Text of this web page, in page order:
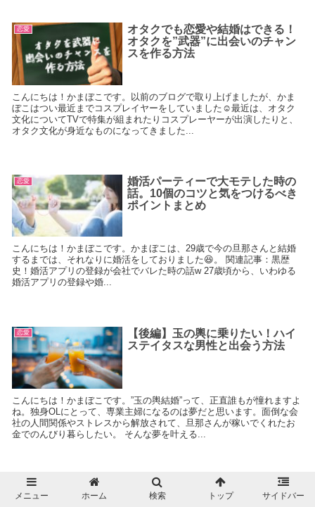
恋愛
オタクでも恋愛や結婚はできる！
オタクを”武器”に出会いのチャン
スを作る方法
こんにちは！かまぼこです。以前のブログで取り上げましたが、かま
ぼこはつい最近までコスプレイヤーをしていました☺最近は、オタク
文化についてTVで特集が組まれたりコスプレーヤーが出演したりと、
オタク文化が身近なものになってきました...
恋愛
婚活パーティーで大モテした時の
話。10個のコツと気をつけるべき
ポイントまとめ
こんにちは！かまぼこです。かまぼこは、29歳で今の旦那さんと結婚
するまでは、それなりに婚活をしておりました😆。 関連記事：黒歴
史！婚活アプリの登録が会社でバレた時の話w 27歳頃から、いわゆる
婚活アプリの登録や婚...
恋愛
【後編】玉の輿に乗りたい！ハイ
ステイタスな男性と出会う方法
こんにちは！かまぼこです。”玉の輿結婚”って、正直誰もが憧れますよ
ね。独身OLにとって、専業主婦になるのは夢だと思います。面倒な会
社の人間関係やストレスから解放されて、旦那さんが稼いでくれたお
金でのんびり暮らしたい。 そんな夢を叶える...
恋愛
浮気や不倫対策に！相手にバレな
いおすすめGPSアプリ
メニュー ホーム 検索 トップ サイドバー